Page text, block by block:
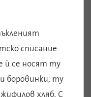
списание
ѝ се носят ту
боровинки, ту
хляб. С